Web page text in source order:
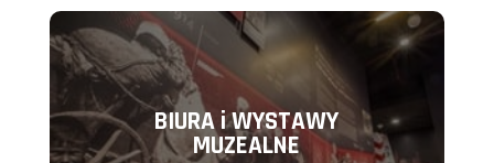
BIURA i WYSTAWY
MUZEALNE